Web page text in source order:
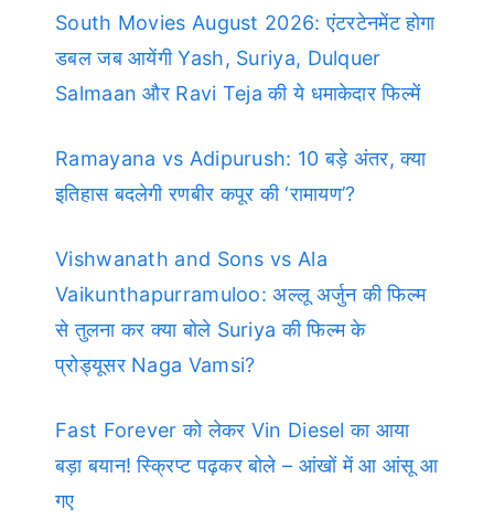
South Movies August 2026: एंटरटेनमेंट होगा
डबल जब आयेंगी Yash, Suriya, Dulquer
Salmaan और Ravi Teja की ये धमाकेदार फिल्में
Ramayana vs Adipurush: 10 बड़े अंतर, क्या
इतिहास बदलेगी रणबीर कपूर की ‘रामायण’?
Vishwanath and Sons vs Ala
Vaikunthapurramuloo: अल्लू अर्जुन की फिल्म
से तुलना कर क्या बोले Suriya की फिल्म के
प्रोड्यूसर Naga Vamsi?
Fast Forever को लेकर Vin Diesel का आया
बड़ा बयान! स्क्रिप्ट पढ़कर बोले – आंखों में आ आंसू आ
गए